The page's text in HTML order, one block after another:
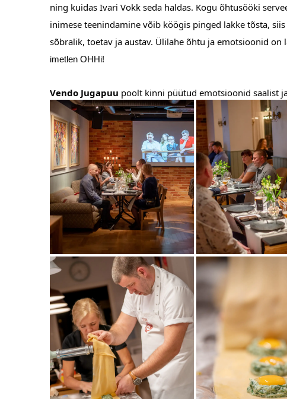
ning kuidas Ivari Vokk seda haldas. Kogu õhtusööki
inimese teenindamine võib köögis pinged lakke tõsta,
sõbralik, toetav ja austav. Ülilahe õhtu ja emotsioonid on
imetlen OHHi!
Vendo Jugapuu poolt kinni püütud emotsioonid saalist